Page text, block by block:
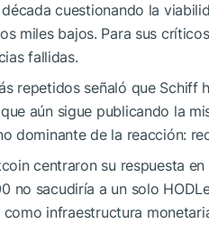
cuestionando la
miles bajos. Para sus
fallidas.
repetidos señaló que
aún sigue publicando la
dominante de la reacción:
centraron su respuesta
no sacudiría a un solo
infraestructura